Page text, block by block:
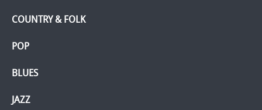
COUNTRY & FOLK
POP
BLUES
JAZZ